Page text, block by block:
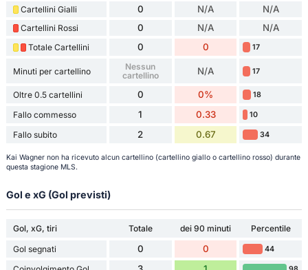
Cartellini Gialli
0 N/A N/A
Cartellini Rossi 0 N/A N/A
Totale Cartellini 0 0 17
Minuti per cartellino
Nessun
cartellino
N/A 17
Oltre 0.5 cartellini 0 0% 18
Fallo commesso 1 0.33 10
Fallo subito 2 0.67 34
Kai Wagner non ha ricevuto alcun cartellino (cartellino giallo o cartellino rosso) durante
questa stagione MLS.
Gol e xG (Gol previsti)
Gol, xG, tiri Totale dei 90 minuti
Percentile
Gol segnati
0 0 44